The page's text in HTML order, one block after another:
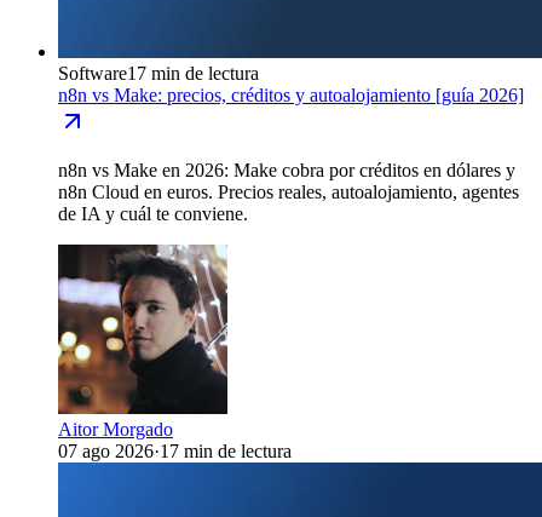
Software17 min de lectura
n8n vs Make: precios, créditos y autoalojamiento [guía 2026]
n8n vs Make en 2026: Make cobra por créditos en dólares y
n8n Cloud en euros. Precios reales, autoalojamiento, agentes
de IA y cuál te conviene.
Aitor Morgado
07 ago 2026·17 min de lectura